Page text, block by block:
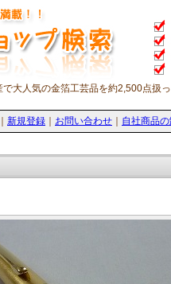
大人気の金箔工芸品を約2,500点扱
新規登録 お問い合わせ 自社商品